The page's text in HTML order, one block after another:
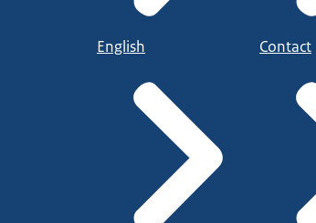
English Contact